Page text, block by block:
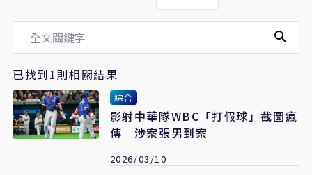
已找到1則相關結果
綜合
影射中華隊WBC「打假球」截圖瘋
傳 涉案張男到案
2026/03/10